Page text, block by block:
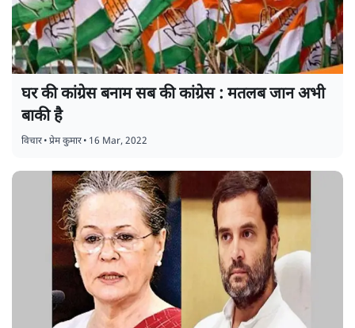
घर की कांग्रेस बनाम सब की कांग्रेस : मतलब जान अभी
बाकी है
विचार•प्रेम कुमार• 16 Mar, 2022